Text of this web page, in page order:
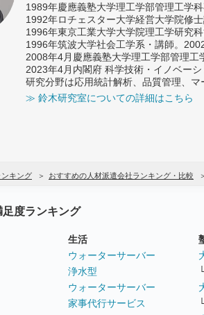
1989年慶應義塾大学理工学部管理工学科
1992年ロチェスター大学経営大学院修士
1996年東京工業大学大学院理工学研究
1996年筑波大学社会工学系・講師。
2008年4月慶應義塾大学理工学部管理工
2023年4月内閣府 科学技術・イノベー
研究分野は応用統計解析、品質管理、マ
≫ 鈴木研究室についての詳細はこちら
キング おすすめの人材派遣会社ランキング・比較
度ランキング
生活
ウォーターサーバー
浄水型
ウォーターサーバー
家事代行サービス